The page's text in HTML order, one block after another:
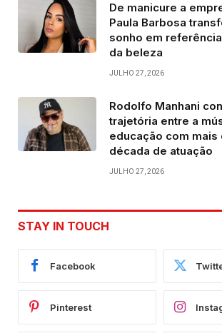
De manicure a
Paula Barbosa
sonho em
da beleza
JULHO 27, 2026
Rodolfo Manhani
trajetória entre a
educação com mais
década de atuação
JULHO 27, 2026
STAY IN TOUCH
Facebook
Pinterest